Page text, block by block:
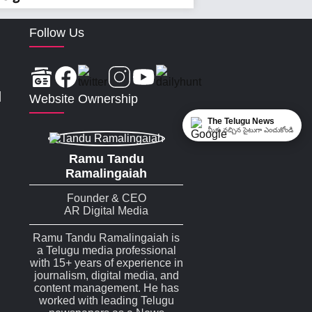
Follow Us
Website Ownership
Ramu Tandu
Ramalingaiah
Founder & CEO
AR Digital Media
Ramu Tandu Ramalingaiah is
a Telugu media professional
with 15+ years of experience in
journalism, digital media, and
content management. He has
worked with leading Telugu
The Telugu News
మీకు నచ్చిన సైటుగా ఎంచుకోండి